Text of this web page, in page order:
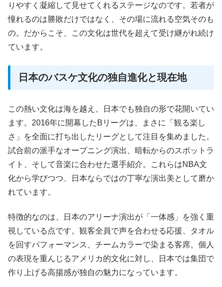
りやすく凝縮して見せてくれるステージなのです。若者が
憧れるのは勝敗だけではなく、その場に流れる空気そのも
の。だからこそ、この文化は世代を超えて受け継がれ続け
ています。
日本のバスケ文化の独自進化と現在地
この熱い文化は海を越え、日本でも独自の形で花開いてい
ます。2016年に開幕したBリーグは、まさに「観る楽し
さ」を全面に打ち出したリーグとして注目を集めました。
試合前の派手なオープニング演出、暗転からのスポットラ
イト、そして音楽に合わせた選手紹介。これらはNBA文
化から学びつつ、日本ならではの丁寧な演出美として磨か
れています。
特徴的なのは、日本のアリーナ演出が「一体感」を強く重
視している点です。観客全員で声を合わせる応援、タオル
を回すパフォーマンス、チームカラーで染まる客席。個人
の表現を重んじるアメリカ的文化に対し、日本では集団で
作り上げる高揚感が独自の魅力になっています。